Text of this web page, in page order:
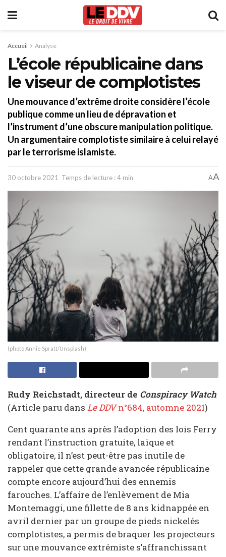
Accueil Analyse
L’école républicaine dans
le viseur de complotistes
Une mouvance d’extrême droite considère l’école
publique comme un lieu de dépravation et
l’instrument d’une obscure manipulation politique.
Un argumentaire complotiste similaire à celui relayé
par le terrorisme islamiste.
30 octobre 2021 Temps de lecture : 4 min AA
(photo Annie Spratt/Unsplash)
Rudy Reichstadt, directeur de Conspiracy Watch
(Article paru dans Le DDVn°684, automne 2021)
Cent quarante ans après l’adoption des lois Ferry
rendant l’instruction gratuite, laïque et
obligatoire, il n’est peut-être pas inutile de
rappeler que cette grande avancée républicaine
compte encore aujourd’hui des ennemis
farouches. L’affaire de l’enlèvement de Mia
Montemaggi, une fillette de 8 ans kidnappée en
avril dernier par un groupe de pieds nickelés
complotistes, a permis de braquer les projecteurs
sur une mouvance extrémiste s’affranchissant